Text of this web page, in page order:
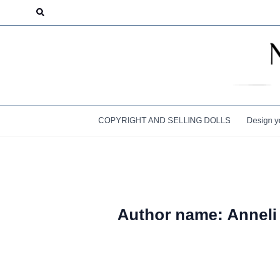
Search
COPYRIGHT AND SELLING DOLLS Design
Author name: